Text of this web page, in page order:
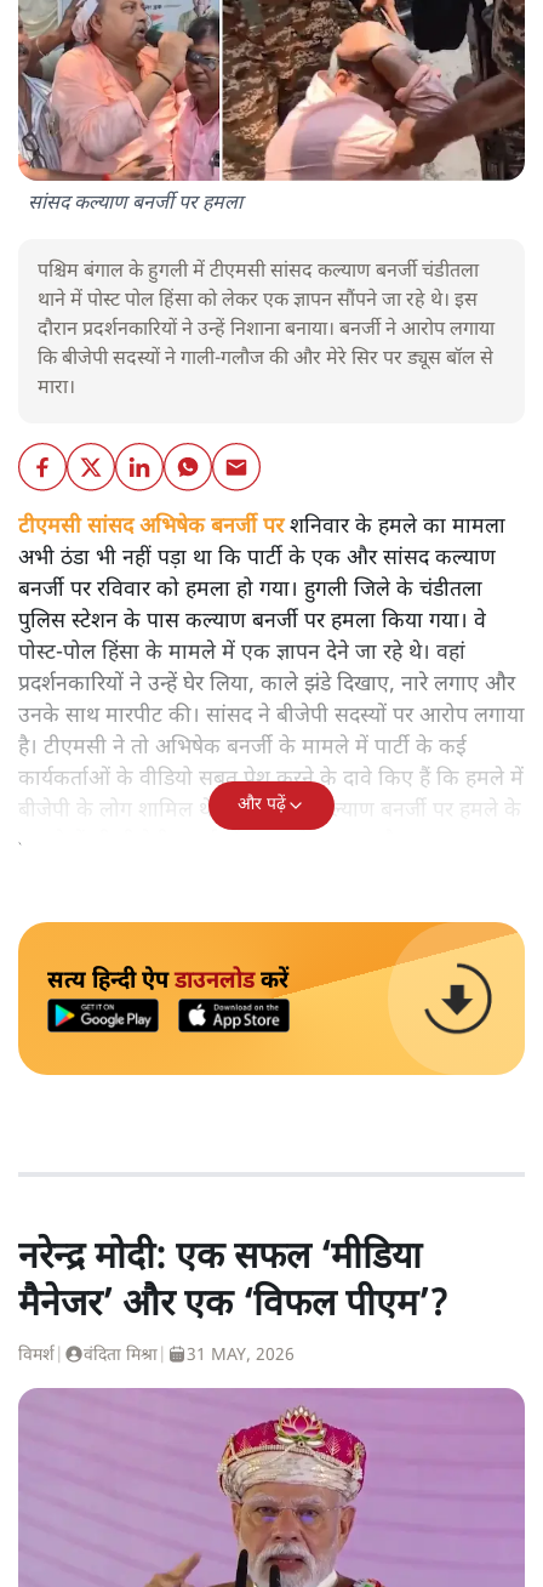
सांसद कल्याण बनर्जी पर हमला
पश्चिम बंगाल के हुगली में टीएमसी सांसद कल्याण बनर्जी चंडीतला
थाने में पोस्ट पोल हिंसा को लेकर एक ज्ञापन सौंपने जा रहे थे। इस
दौरान प्रदर्शनकारियों ने उन्हें निशाना बनाया। बनर्जी ने आरोप लगाया
कि बीजेपी सदस्यों ने गाली-गलौज की और मेरे सिर पर ड्यूस बॉल से
मारा।
टीएमसी सांसद अभिषेक बनर्जी परशनिवार के हमले का मामला
अभी ठंडा भी नहीं पड़ा था कि पार्टी के एक और सांसद कल्याण
बनर्जी पर रविवार को हमला हो गया। हुगली जिले के चंडीतला
पुलिस स्टेशन के पास कल्याण बनर्जी पर हमला किया गया। वे
पोस्ट-पोल हिंसा के मामले में एक ज्ञापन देने जा रहे थे। वहां
प्रदर्शनकारियों ने उन्हें घेर लिया, काले झंडे दिखाए, नारे लगाए और
उनके साथ मारपीट की। सांसद ने बीजेपी सदस्यों पर आरोप लगाया
है। टीएमसी ने तो अभिषेक बनर्जी के मामले में पार्टी के कई
कार्यकर्ताओं के वीडियो सबूत पेश करने के दावे किए हैं कि हमले में
बीजेपी के लोग शामिल थे। टीएमसी ने कल्याण बनर्जी पर हमले के
मामले में भी बीजेपी समर्थकों पर आरोप लगाया है।
और पढ़ें
सत्य हिन्दी ऐपडाउनलोडकरें
नरेन्द्र मोदी: एक सफल ‘मीडिया
मैनेजर’ और एक ‘विफल पीएम’?
विमर्श वंदिता मिश्रा 31 MAY, 2026